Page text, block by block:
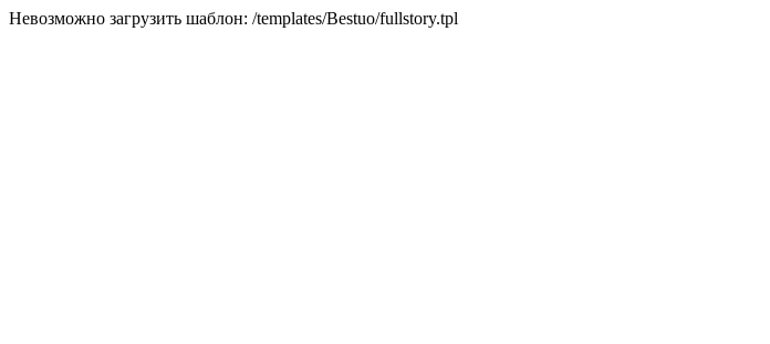
Невозможно загрузить шаблон: /templates/Bestuo/fullstory.tpl